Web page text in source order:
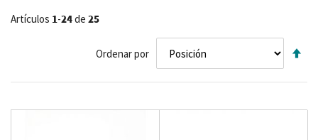
Artículos 1-24de 25
Ordenar por